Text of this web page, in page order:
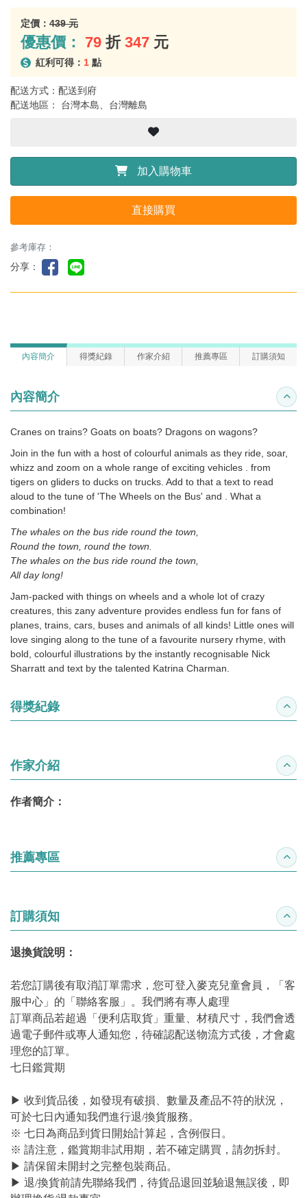
定價： 439 元
優惠價： 79 折 347 元
紅利可得： 1 點
配送方式：配送到府
配送地區： 台灣本島、台灣離島
加入購物車
直接購買
參考庫存：
分享：
內容簡介 得獎紀錄 作家介紹 推薦專區 訂購須知
內容簡介 收合
Cranes on trains? Goats on boats? Dragons on wagons?
Join in the fun with a host of colourful animals as they ride, soar,
whizz and zoom on a whole range of exciting vehicles . from
tigers on gliders to ducks on trucks. Add to that a text to read
aloud to the tune of 'The Wheels on the Bus' and . What a
combination!
The whales on the bus ride round the town,
Round the town, round the town.
The whales on the bus ride round the town,
All day long!
Jam-packed with things on wheels and a whole lot of crazy
creatures, this zany adventure provides endless fun for fans of
planes, trains, cars, buses and animals of all kinds! Little ones will
love singing along to the tune of a favourite nursery rhyme, with
bold, colourful illustrations by the instantly recognisable Nick
Sharratt and text by the talented Katrina Charman.
得獎紀錄 收合
作家介紹 收合
作者簡介：
推薦專區 收合
訂購須知 收合
退換貨說明：
若您訂購後有取消訂單需求，您可登入麥克兒童會員，「客
服中心」的「聯絡客服」。我們將有專人處理
訂單商品若超過「便利店取貨」重量、材積尺寸，我們會透
過電子郵件或專人通知您，待確認配送物流方式後，才會處
理您的訂單。
七日鑑賞期
▶ 收到貨品後，如發現有破損、數量及產品不符的狀況，
可於七日內通知我們進行退/換貨服務。
※ 七日為商品到貨日開始計算起，含例假日。
※ 請注意，鑑賞期非試用期，若不確定購買，請勿拆封。
▶ 請保留未開封之完整包裝商品。
▶ 退/換貨前請先聯絡我們，待貨品退回並驗退無誤後，即